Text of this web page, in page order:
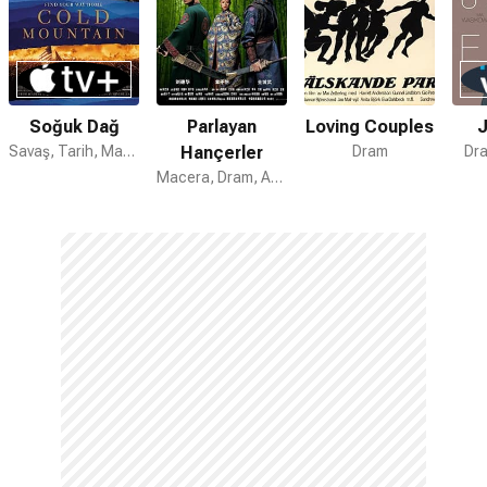
Soğuk Dağ
Savaş, Tarih, Macera
Parlayan
Hançerler
Macera, Dram, Aksiyon
Loving Couples
Dram